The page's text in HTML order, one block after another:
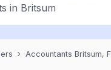
in Britsum
Accountants Britsum,